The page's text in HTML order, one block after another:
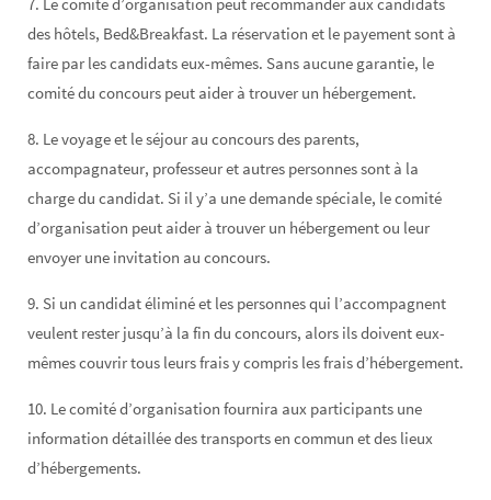
des hôtels, Bed&Breakfast. La réservation et le payement sont à
faire par les candidats eux-mêmes. Sans aucune garantie, le
comité du concours peut aider à trouver un hébergement.
8. Le voyage et le séjour au concours des parents,
accompagnateur, professeur et autres personnes sont à la
charge du candidat. Si il y’a une demande spéciale, le comité
d’organisation peut aider à trouver un hébergement ou leur
envoyer une invitation au concours.
9. Si un candidat éliminé et les personnes qui l’accompagnent
veulent rester jusqu’à la fin du concours, alors ils doivent eux-
mêmes couvrir tous leurs frais y compris les frais d’hébergement.
10. Le comité d’organisation fournira aux participants une
information détaillée des transports en commun et des lieux
d’hébergements.